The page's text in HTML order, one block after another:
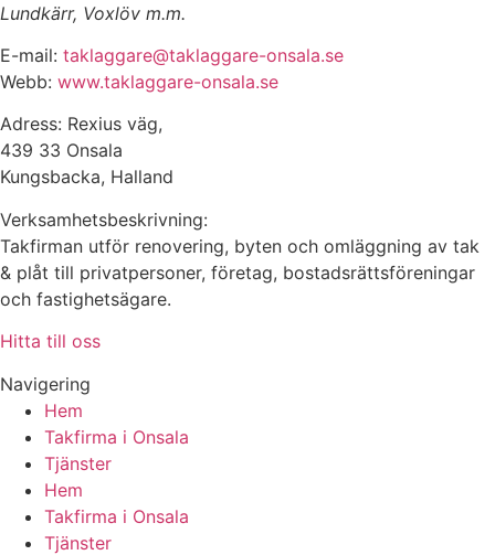
Lundkärr, Voxlöv m.m.
E-mail: taklaggare@taklaggare-onsala.se
Webb: www.taklaggare-onsala.se
Adress: Rexius väg,
439 33 Onsala
Kungsbacka, Halland
Verksamhetsbeskrivning:
Takfirman utför renovering, byten och omläggning av tak
& plåt till privatpersoner, företag, bostadsrättsföreningar
och fastighetsägare.
Hitta till oss
Navigering
Hem
Takfirma i Onsala
Tjänster
Hem
Takfirma i Onsala
Tjänster